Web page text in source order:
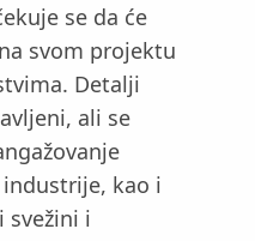
se da će
svom projektu
Detalji
ali se
kao i
svežini i